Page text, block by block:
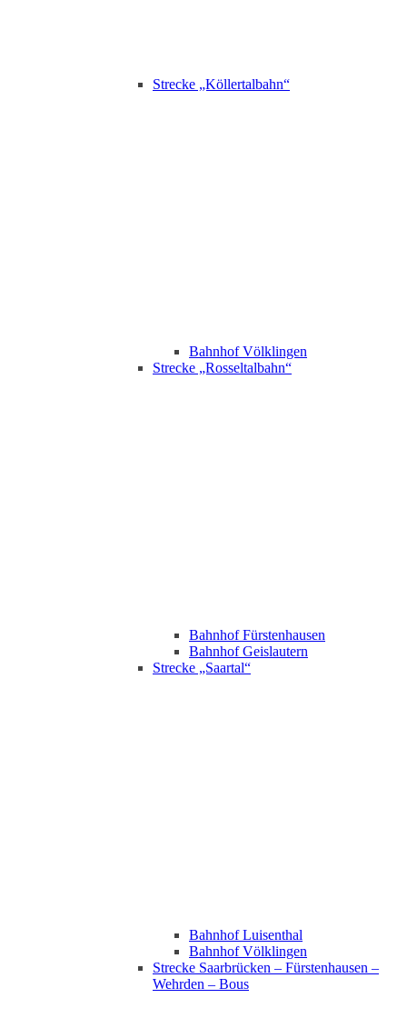
Strecke „Köllertalbahn“
Bahnhof Völklingen
Strecke „Rosseltalbahn“
Bahnhof Fürstenhausen
Bahnhof Geislautern
Strecke „Saartal“
Bahnhof Luisenthal
Bahnhof Völklingen
Strecke Saarbrücken – Fürstenhausen –
Wehrden – Bous